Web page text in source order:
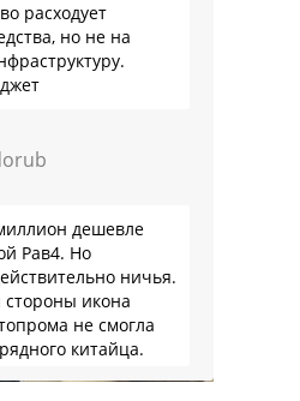
расходует
но не на
дешевле
Рав4. Но
ничья.
стороны икона
не смогла
китайца.